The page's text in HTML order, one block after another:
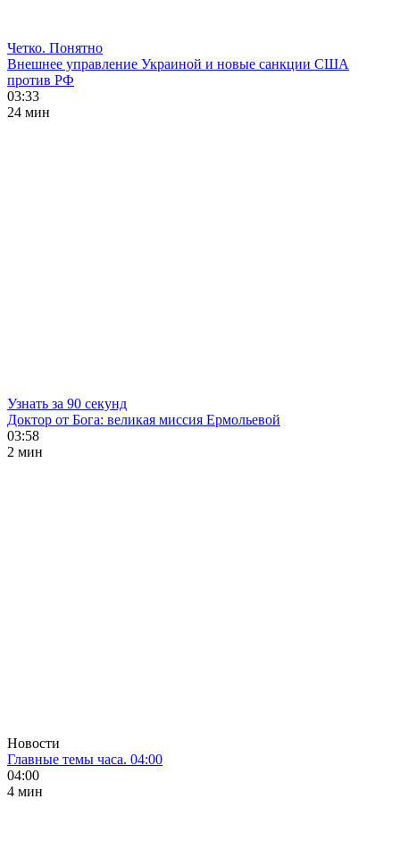
Четко. Понятно
Внешнее управление Украиной и новые санкции США
против РФ
03:33
24 мин
Узнать за 90 секунд
Доктор от Бога: великая миссия Ермольевой
03:58
2 мин
Новости
Главные темы часа. 04:00
04:00
4 мин